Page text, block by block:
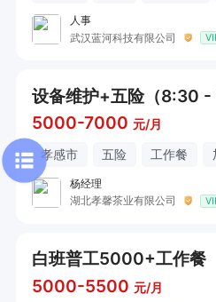
人事
武汉蓝河科技有限公司
设备维护+五险（8:30 -
5000-7000 元/月
孝感市 五险 工作餐
杨经理
湖北孝馨茶业有限公司
白班普工5000+工作餐
5000-5500 元/月